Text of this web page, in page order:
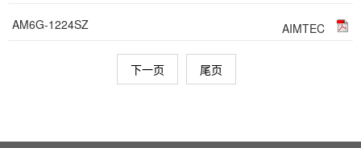
AM6G-1224SZ AIMTEC
下一页 尾页